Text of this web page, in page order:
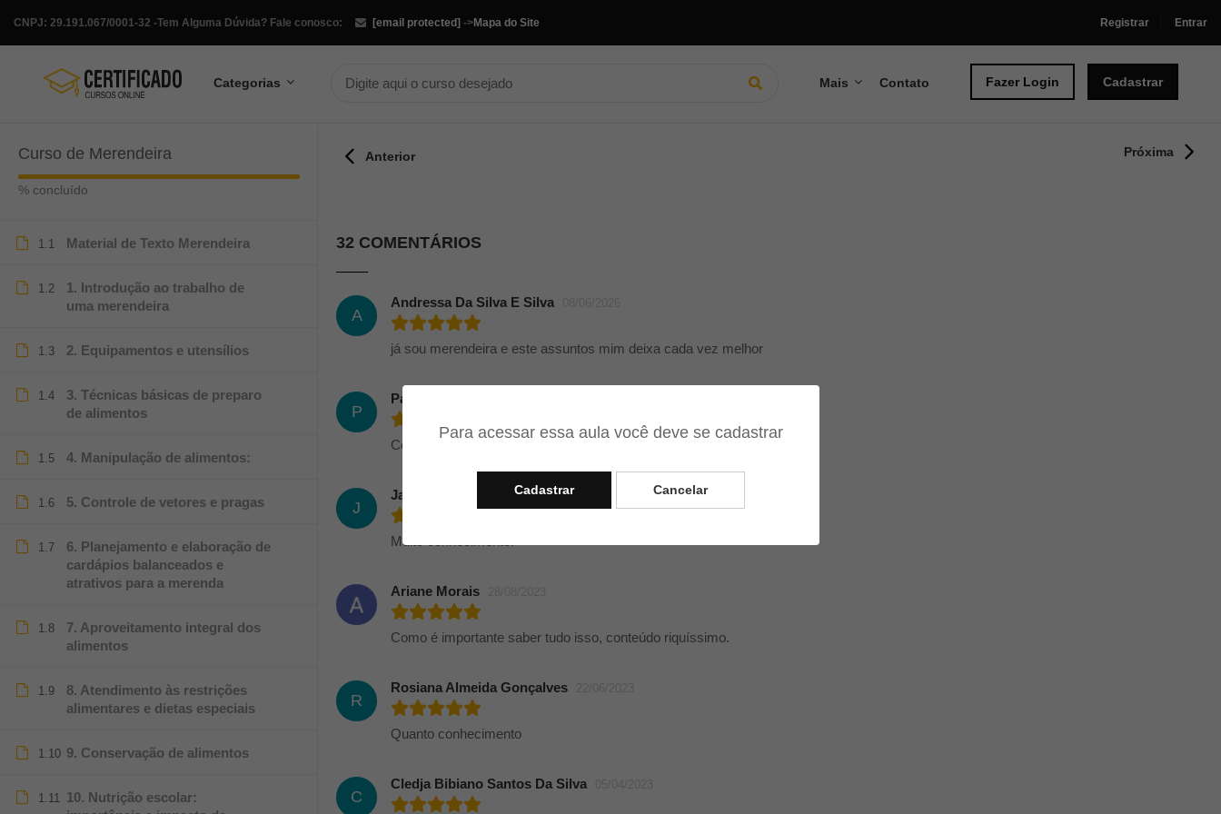
Para acessar essa aula você deve se cadastrar
Cadastrar Cancelar
Tem Alguma Dúvida? Fale conosco: [email protected]
CNPJ: 29.191.067/0001-32 - ->Mapa do Site Registrar Entrar
Categorias Mais Contato Fazer Login Cadastrar
Curso de Merendeira
% concluído
1.1 Material de Texto Merendeira
1.2
1. Introdução ao trabalho de
uma merendeira
1.3 2. Equipamentos e utensílios
1.4
3. Técnicas básicas de preparo
de alimentos
1.5 4. Manipulação de alimentos:
1.6 5. Controle de vetores e pragas
1.7
6. Planejamento e elaboração de
cardápios balanceados e
atrativos para a merenda
1.8
7. Aproveitamento integral dos
alimentos
1.9
8. Atendimento às restrições
alimentares e dietas especiais
1.10 9. Conservação de alimentos
1.11 10. Nutrição escolar:
Anterior Próxima
32 COMENTÁRIOS
A
Andressa Da Silva E Silva
já sou merendeira e este assuntos mim deixa cada vez melhor
P
Paloma Camila Bezerra De Araujo
Conteúdo muito explicativo estou amando o curso.
J
Jackeline Vieira Neto 27/11/2023
Muito conhecimento.
Ariane Morais
Como é importante saber tudo isso, conteúdo riquíssimo.
R
Rosiana Almeida Gonçalves
Quanto conhecimento
C
Cledja Bibiano Santos Da Silva